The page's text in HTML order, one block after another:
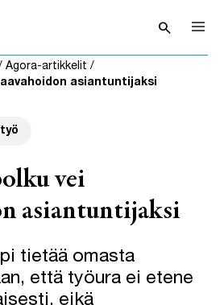
searchAvaa haku
Agora-artikkelit /
asiantuntijaksi
vei
asiantuntijaksi
tietää omasta
että työura ei etene